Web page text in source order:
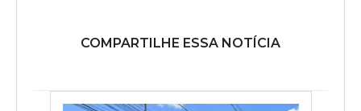
COMPARTILHE ESSA NOTÍCIA